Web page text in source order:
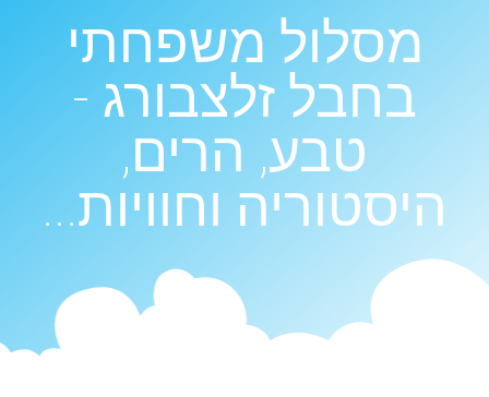
מסלול משפחתי
בחבל זלצבורג -
טבע, הרים,
היסטוריה וחוויות...